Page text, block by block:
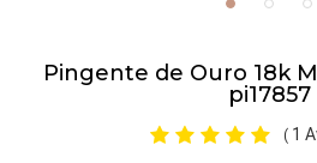
Pingente de Ouro 18k
pi17857
( 1